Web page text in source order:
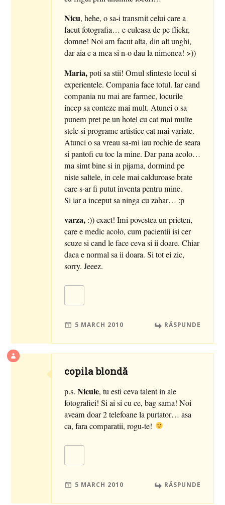
Nicu, hehe, o sa-i transmit celui care a
facut fotografia… e culeasa de pe flickr,
domne! Noi am facut alta, din alt unghi,
dar aia e a mea si n-o dau la nimenea! >))
Maria,poti sa stii! Omul sfinteste locul si
experientele. Compania face totul. Iar cand
compania nu mai are farmec, locurile
incep sa conteze mai mult. Atunci o sa
punem pret pe un hotel cu cat mai multe
stele si programe artistice cat mai variate.
Atunci o sa vreau sa-mi iau rochie de seara
si pantofi cu toc la mine. Dar pana acolo…
ma simt bine si in pijama, dormind pe
niste saltele, in cele mai calduroase brate
care s-ar fi putut inventa pentru mine.
Si iar a inceput sa ninga cu zahar… :p
varza, :)) exact! Imi povestea un prieten,
care e medic acolo, cum pacientii isi cer
scuze si cand le face ceva si ii doare. Chiar
daca e normal sa ii doara. Si tot ei zic,
sorry. Jeeez.
5 MARCH 2010 RĂSPUNDE
copila blondă
p.s.Nicule, tu esti ceva talent in ale
fotografiei! Si ai si cu ce, bag sama! Noi
aveam doar 2 telefoane la purtator… asa
ca, fara comparatii, rogu-te!
5 MARCH 2010 RĂSPUNDE